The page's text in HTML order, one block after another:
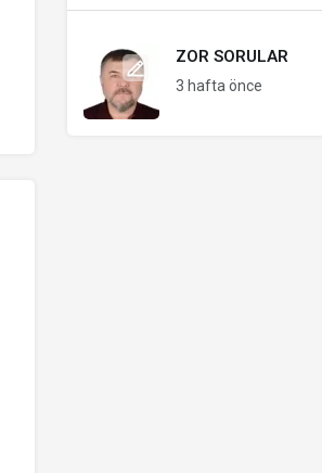
ZOR SORULAR
3 hafta önce